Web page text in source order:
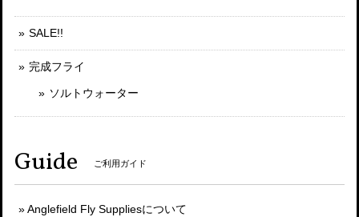
SALE!!
完成フライ
ソルトウォーター
Guide ご利用ガイド
Anglefield Fly Suppliesについて